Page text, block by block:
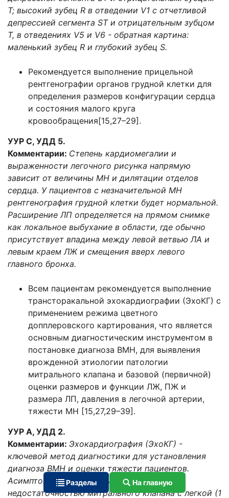
Т; высокий зубец R в отведении V1 с отчетливой
депрессией сегмента ST и отрицательным зубцом
Т, в отведениях V5 и V6 - обратная картина:
маленький зубец R и глубокий зубец S.
Рекомендуется выполнение прицельной
рентгенографии органов грудной клетки для
определения размеров конфигурации сердца
и состояния малого круга
кровообращения[15,27–29].
УУР С, УДД 5.
Комментарии: Степень кардиомегалии и
выраженности легочного рисунка напрямую
зависит от величины МН и дилятации отделов
сердца. У пациентов с незначительной МН
рентгенография грудной клетки будет нормальной.
Расширение ЛП определяется на прямом снимке
как локальное выбухание в области, где обычно
присутствует впадина между левой ветвью ЛА и
левым краем ЛЖ и смещения вверх левого
главного бронха.
Всем пациентам рекомендуется выполнение
трансторакальной эхокардиографии (ЭхоКГ) с
применением режима цветного
допплеровского картирования, что является
основным диагностическим инструментом в
постановке диагноза ВМН, для выявления
врожденной этиологии патологии
митрального клапана и базовой (первичной)
оценки размеров и функции ЛЖ, ПЖ и
размера ЛП, давления в легочной артерии,
тяжести МН [15,27,29–39].
УУР А, УДД 2.
Комментарии: Эхокардиография (ЭхоКГ) -
ключевой метод диагностики для установления
диагноза ВМН и оценки тяжести пациентов.
Асимптомным пациентам с врожденной
недостаточностью митрального клапана с легкой (1
Разделы На главную